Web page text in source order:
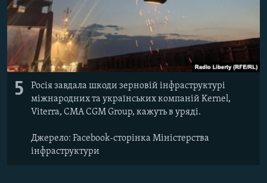
5
Росія завдала шкоди зерновій інфраструктурі
міжнародних та українських компаній Kernel,
Viterra, CMA CGM Group, кажуть в уряді.
Джерело: Facebook-сторінка Міністерства
інфраструктури